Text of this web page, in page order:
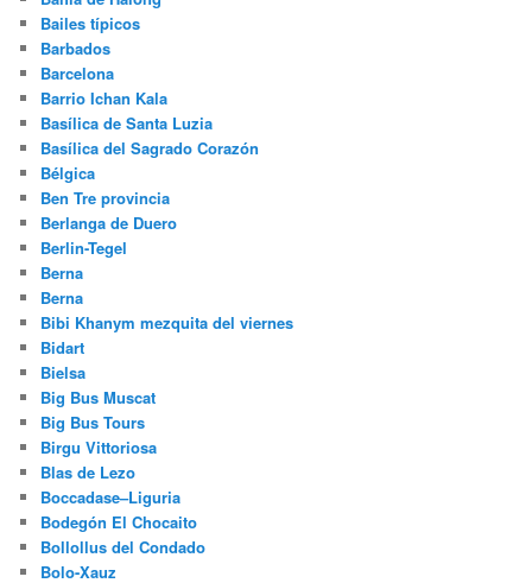
Bailes típicos
Barbados
Barcelona
Barrio Ichan Kala
Basílica de Santa Luzia
Basílica del Sagrado Corazón
Bélgica
Ben Tre provincia
Berlanga de Duero
Berlin-Tegel
Berna
Berna
Bibi Khanym mezquita del viernes
Bidart
Bielsa
Big Bus Muscat
Big Bus Tours
Birgu Vittoriosa
Blas de Lezo
Boccadase–Liguria
Bodegón El Chocaito
Bollollus del Condado
Bolo-Xauz